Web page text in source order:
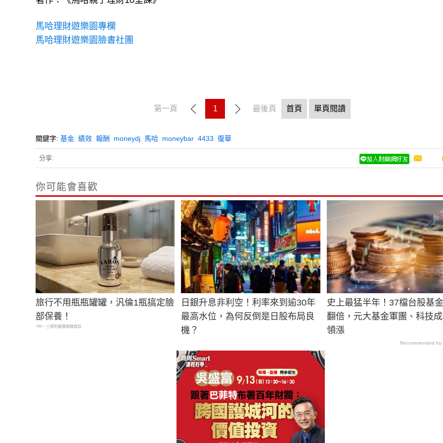
馬哈理財遊樂園專欄
馬哈理財遊樂園臉書社團
第一頁 1 最後頁 首頁 單頁閱讀
關鍵字: 基金 績效 報酬 moneydj 馬哈 moneybar 4433 復華
分享:
你可能會喜歡
旅行不用瓶瓶罐罐，汎倫1瓶搞定臉
部保養！
PR・三得利健康網路商店
日銀升息非利空！利率來到逾30年
最高水位，為何反倒是日股布局良
機？
史上最猛半年！37檔台股基
翻倍，元大基金軍團、科技
領漲
Recommended by